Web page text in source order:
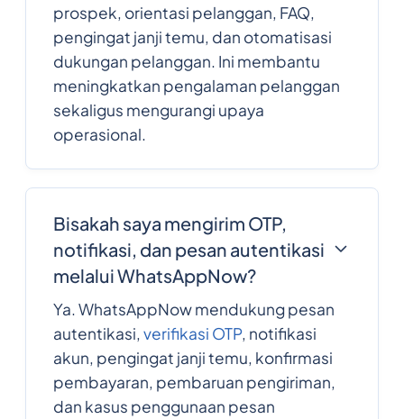
prospek, orientasi pelanggan, FAQ,
pengingat janji temu, dan otomatisasi
dukungan pelanggan. Ini membantu
meningkatkan pengalaman pelanggan
sekaligus mengurangi upaya
operasional.
Bisakah saya mengirim OTP,
notifikasi, dan pesan autentikasi
melalui WhatsAppNow?
Ya. WhatsAppNow mendukung pesan
autentikasi,verifikasi OTP, notifikasi
akun, pengingat janji temu, konfirmasi
pembayaran, pembaruan pengiriman,
dan kasus penggunaan pesan